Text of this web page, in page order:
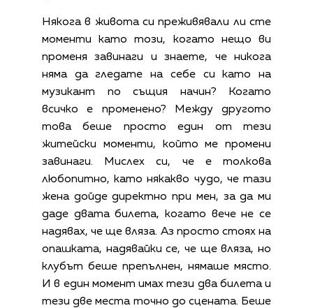
Някога в живота си преживявали ли сте
моменти като този, когато нещо ви
променя завинаги и знаете, че никога
няма да гледате на себе си като на
музикант по същия начин? Когато
всичко е променено? Между другото
това беше просто един от тези
житейски моменти, който ме промени
завинаги. Мислех си, че е толкова
любопитно, като някакво чудо, че тази
жена дойде директно при мен, за да ми
даде двата билета, когато вече не се
надявах, че ще вляза. Аз просто стоях на
опашката, надявайки се, че ще вляза, но
клубът беше препълнен, нямаше място.
И в един момент имах тези два билета и
тези две места точно до сцената. Беше